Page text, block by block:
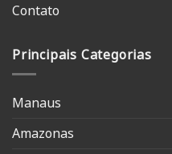
Contato
Principais Categorias
Manaus
Amazonas